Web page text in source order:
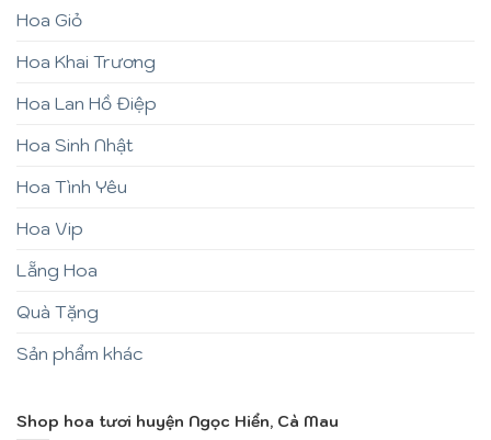
Hoa Giỏ
Hoa Khai Trương
Hoa Lan Hồ Điệp
Hoa Sinh Nhật
Hoa Tình Yêu
Hoa Vip
Lẵng Hoa
Quà Tặng
Sản phẩm khác
Shop hoa tươi huyện Ngọc Hiển, Cà Mau